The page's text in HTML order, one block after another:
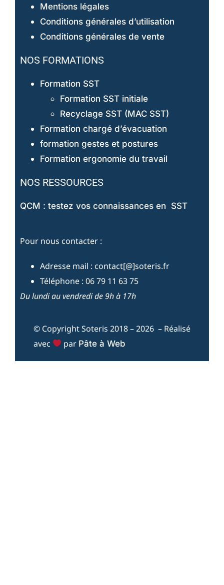
Mentions légales
Conditions générales d’utilisation
Conditions générales de vente
NOS FORMATIONS
Formation SST
Formation SST initiale
Recyclage SST (MAC SST)
Formation chargé d’évacuation
formation gestes et postures
Formation ergonomie du travail
NOS RESSOURCES
QCM : testez vos connaissances en SST
Pour nous contacter :
Adresse mail : contact[@]soteris.fr
Téléphone : 06 79 11 63 75
Du lundi au vendredi de 9h à 17h
© Copyright Soteris 2018 – 2026 – Réalisé
avec
par Pâte à Web